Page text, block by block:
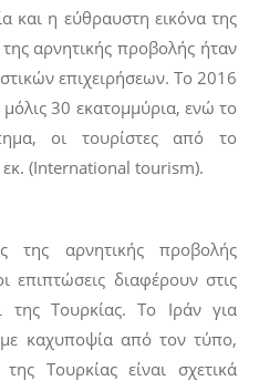
και η εύθραυστη εικόνα της
αρνητικής προβολής ήταν
επιχειρήσεων. Το 2016
30 εκατομμύρια, ενώ το
οι τουρίστες από το
εκ. (International tourism).
της αρνητικής προβολής
διαφέρουν στις
της Τουρκίας. Το Ιράν για
με καχυποψία από τον τύπο,
Τουρκίας είναι σχετικά